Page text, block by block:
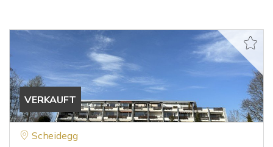
VERKAUFT
Scheidegg